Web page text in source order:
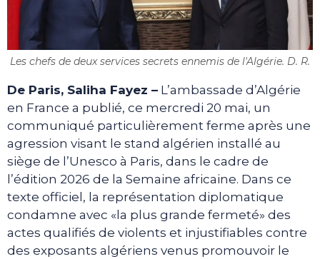
Les chefs de deux services secrets ennemis de l'Algérie. D. R.
De Paris, Saliha Fayez – L’ambassade d’Algérie
en France a publié, ce mercredi 20 mai, un
communiqué particulièrement ferme après une
agression visant le stand algérien installé au
siège de l’Unesco à Paris, dans le cadre de
l’édition 2026 de la Semaine africaine. Dans ce
texte officiel, la représentation diplomatique
condamne avec «la plus grande fermeté» des
actes qualifiés de violents et injustifiables contre
des exposants algériens venus promouvoir le